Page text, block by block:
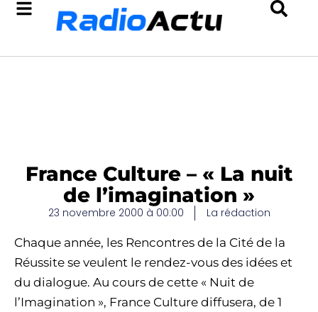
France Culture – « La nuit
de l’imagination »
23 novembre 2000 à 00:00 La rédaction
Chaque année, les Rencontres de la Cité de la
Réussite se veulent le rendez-vous des idées et
du dialogue. Au cours de cette « Nuit de
l’Imagination », France Culture diffusera, de 1